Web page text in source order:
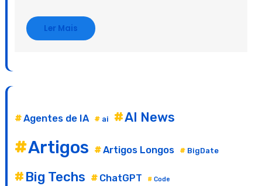
Ler Mais
Agentes de IA ai AI News
Artigos Artigos Longos BigDate
Big Techs ChatGPT Code